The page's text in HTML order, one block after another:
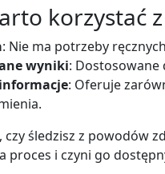
korzystać
: Nie ma potrzeby
wyniki: Dostosowane
: Oferuje
czy śledzisz z powodów
proces i czyni go